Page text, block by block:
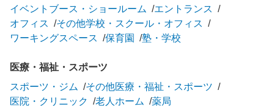
イベントブース・ショールーム
エントランス
オフィス
その他学校・スクール・オフィス
ワーキングスペース
保育園 塾・学校
医療・福祉・スポーツ
スポーツ・ジム
その他医療・福祉・スポーツ
医院・クリニック
老人ホーム 薬局